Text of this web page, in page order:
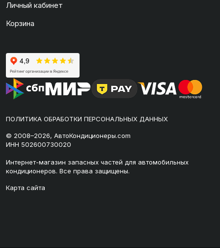
Личный кабинет
Корзина
ПОЛИТИКА ОБРАБОТКИ ПЕРСОНАЛЬНЫХ ДАННЫХ
© 2008–2026, АвтоКондиционеры.com
ИНН 502600730020
Интернет-магазин запасных частей для автомобильных
кондиционеров. Все права защищены.
Карта сайта